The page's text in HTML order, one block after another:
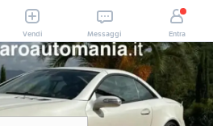
Vendi Messaggi Entra